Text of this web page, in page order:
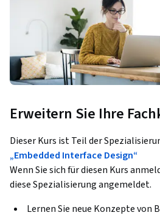
Erweitern Sie Ihre
Dieser Kurs ist Teil der
„Embedded Interface Design“
Wenn Sie sich für diesen Kurs
diese Spezialisierung angemeldet.
Lernen Sie neue Konzepte von